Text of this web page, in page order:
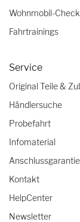
Wohnmobil-
Fahrtrainings
Service
Original Teile &
Händlersuche
Probefahrt
Infomaterial
Anschlussgarantie
Kontakt
HelpCenter
Newsletter